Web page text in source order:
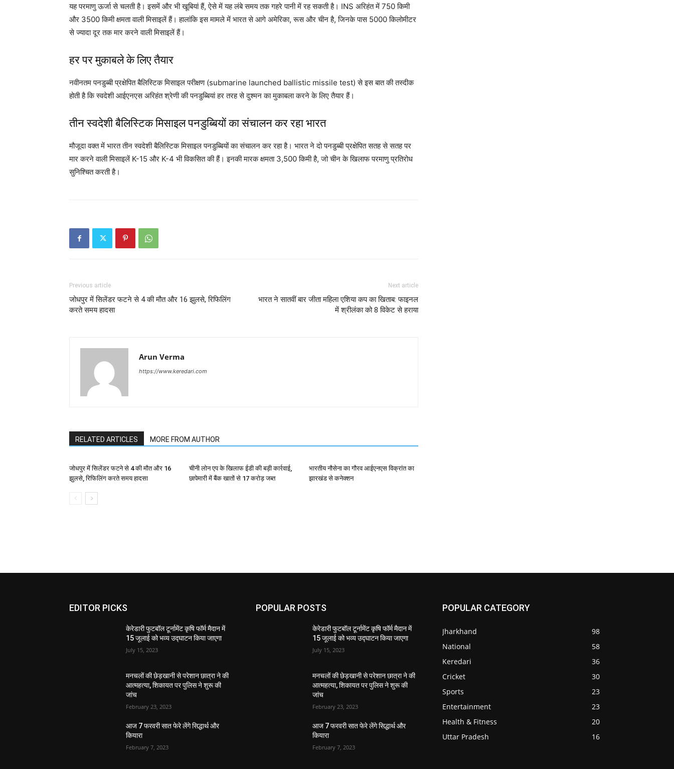
यह परमाणु ऊर्जा से चलती है। इसमें और भी खूबियां हैं, ऐसे में यह लंबे समय तक गहरे पानी में रह सकती है। INS अरिहंत में 750 किमी
और 3500 किमी क्षमता वाली मिसाइलें हैं। हालांकि इस मामले में भारत से आगे अमेरिका, रूस और चीन है, जिनके पास 5000 किलोमीटर
से ज्यादा दूर तक मार करने वाली मिसाइलें हैं।
हर पर मुकाबले के लिए तैयार
नवीनतम पनडुब्बी प्रक्षेपित बैलिस्टिक मिसाइल परीक्षण (submarine launched ballistic missile test) से इस बात की तस्‍दीक
होती है कि स्‍वदेशी आईएनएस अरिहंत श्रेणी की पनडुब्बियां हर तरह से दुश्‍मन का मुकाबला करने के लिए तैयार हैं।
तीन स्‍वदेशी बैलिस्टिक मिसाइल पनडुब्बियों का संचालन कर रहा भारत
मौजूदा वक्‍त में भारत तीन स्‍वदेशी बैलिस्टिक मिसाइल पनडुब्बियों का संचालन कर रहा है। भारत ने दो पनडुब्बी प्रक्षेपित सतह से सतह पर
मार करने वाली मिसाइलें K-15 और K-4 भी विकसित की हैं। इनकी मारक क्षमता 3,500 किमी है, जो चीन के खिलाफ परमाणु प्रतिरोध
सुनिश्चित करती है।
Previous article
जोधपुर में सिलेंडर फटने से 4 की मौत और 16 झुलसे, रिफिलिंग
करते समय हादसा
Next article
भारत ने सातवीं बार जीता महिला एशिया कप का खिताब: फाइनल
में श्रीलंका को 8 विकेट से हराया
Arun Verma
https://www.keredari.com
RELATED ARTICLES MORE FROM AUTHOR
जोधपुर में सिलेंडर फटने से 4 की मौत और 16
झुलसे, रिफिलिंग करते समय हादसा
चीनी लोन एप के खिलाफ ईडी की बड़ी कार्रवाई,
छापेमारी में बैंक खातों से 17 करोड़ जब्त
भारतीय नौसेना का गौरव आईएनएस विक्रांत का
झारखंड से कनेक्शन
EDITOR PICKS
केरेडारी फुटबॉल टूर्नामेंट कृषि फॉर्म मैदान में
15 जूलाई को भव्य उद्घाटन किया जाएगा
July 15, 2023
मनचलों की छेड़खानी से परेशान छात्रा ने की
आत्महत्या, शिकायत पर पुलिस ने शुरू की
जांच
February 23, 2023
आज 7 फरवरी सात फेरे लेंगे सिद्धार्थ और
कियारा
February 7, 2023
POPULAR POSTS
केरेडारी फुटबॉल टूर्नामेंट कृषि फॉर्म मैदान में
15 जूलाई को भव्य उद्घाटन किया जाएगा
July 15, 2023
मनचलों की छेड़खानी से परेशान छात्रा ने की
आत्महत्या, शिकायत पर पुलिस ने शुरू की
जांच
February 23, 2023
आज 7 फरवरी सात फेरे लेंगे सिद्धार्थ और
कियारा
February 7, 2023
POPULAR CATEGORY
Jharkhand
98
National
58
Keredari
36
Cricket
30
Sports
23
Entertainment
23
Health & Fitness
20
Uttar Pradesh
16